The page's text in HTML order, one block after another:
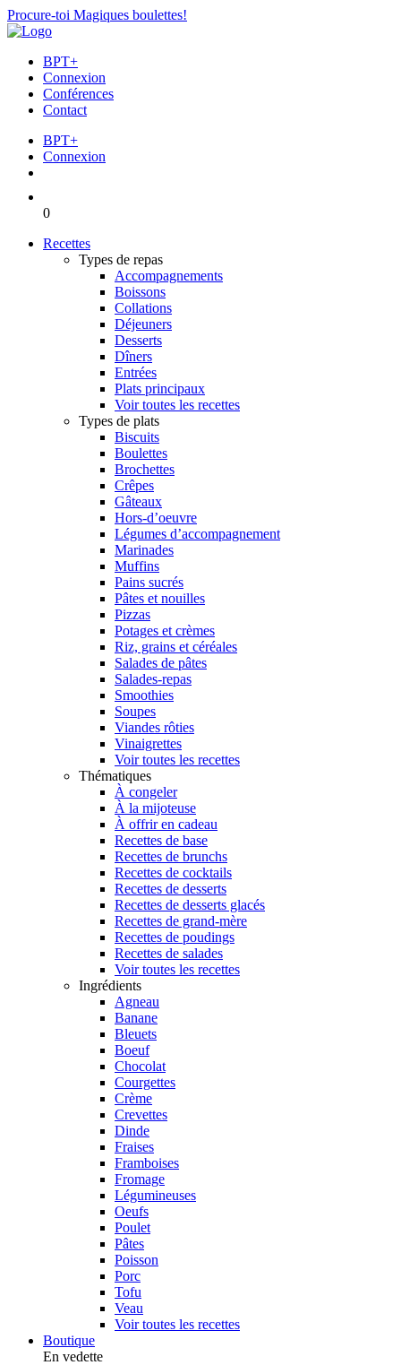
Procure-toi Magiques boulettes!
BPT+
Connexion
Conférences
Contact
BPT+
Connexion
0
Recettes
Types de repas
Accompagnements
Boissons
Collations
Déjeuners
Desserts
Dîners
Entrées
Plats principaux
Voir toutes les recettes
Types de plats
Biscuits
Boulettes
Brochettes
Crêpes
Gâteaux
Hors-d’oeuvre
Légumes d’accompagnement
Marinades
Muffins
Pains sucrés
Pâtes et nouilles
Pizzas
Potages et crèmes
Riz, grains et céréales
Salades de pâtes
Salades-repas
Smoothies
Soupes
Viandes rôties
Vinaigrettes
Voir toutes les recettes
Thématiques
À congeler
À la mijoteuse
À offrir en cadeau
Recettes de base
Recettes de brunchs
Recettes de cocktails
Recettes de desserts
Recettes de desserts glacés
Recettes de grand-mère
Recettes de poudings
Recettes de salades
Voir toutes les recettes
Ingrédients
Agneau
Banane
Bleuets
Boeuf
Chocolat
Courgettes
Crème
Crevettes
Dinde
Fraises
Framboises
Fromage
Légumineuses
Oeufs
Poulet
Pâtes
Poisson
Porc
Tofu
Veau
Voir toutes les recettes
Boutique
En vedette